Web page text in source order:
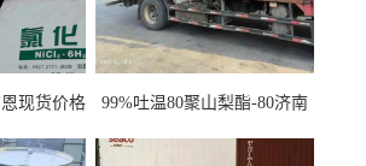
现货价格
99%吐温80聚山梨酯-80济南